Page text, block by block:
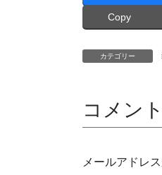
Copy
カテゴリー
コメン
メールアドレ